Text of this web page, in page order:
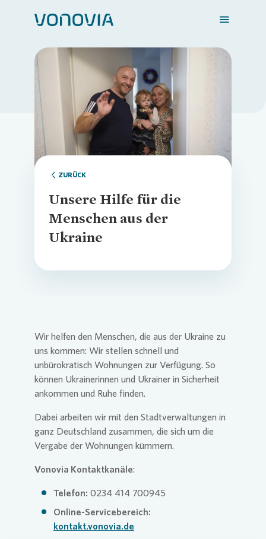
Mein Zuhause
Meine Stadt
Weitere Angebote
Loading...
ZURÜCK
Unsere Hilfe für die
Menschen aus der
Ukraine
Wir helfen den Menschen, die aus der Ukraine zu
uns kommen: Wir stellen schnell und
unbürokratisch Wohnungen zur Verfügung. So
können Ukrainerinnen und Ukrainer in Sicherheit
ankommen und Ruhe finden.
Dabei arbeiten wir mit den Stadtverwaltungen in
ganz Deutschland zusammen, die sich um die
Vergabe der Wohnungen kümmern.
Vonovia Kontaktkanäle:
Telefon: 0234 414 700945
Online-Servicebereich:
kontakt.vonovia.de